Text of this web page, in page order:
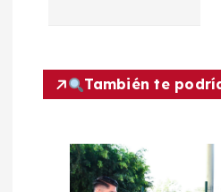
ó
También te